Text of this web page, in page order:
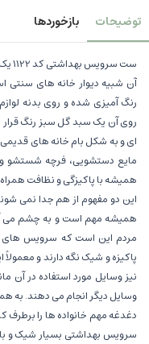
توضیحات بازخوردها
ست
آن شبیه دیوار خانه های
رنگ آمیزی شده و روی بدنه
روی آن یک سبد گل سبز رنگ قرار
ای و به شکل بام خانه های
مایع دستشویی، فرچه شستشو و
همیشه با پاکیزگی و نظافت
این دو مفهوم از هم جدا نمی
همیشه مهم است و به چشم می
مردم این است که سرویس های
پاکیزه و شیک نگه دارند و
نیز وسایل مورد استفاده در آن
وسایل دیگر انجام می دهند. به
دغدغه مهم خانواده ها را برطرف
سرویس بهداشتی بسیار شیک و